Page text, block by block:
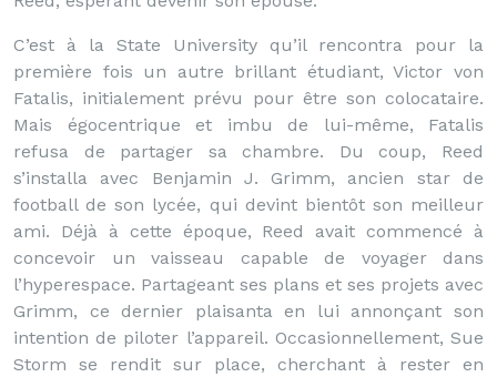
C’est à la State University qu’il rencontra pour la
première fois un autre brillant étudiant, Victor von
Fatalis, initialement prévu pour être son colocataire.
Mais égocentrique et imbu de lui-même, Fatalis
refusa de partager sa chambre. Du coup, Reed
s’installa avec Benjamin J. Grimm, ancien star de
football de son lycée, qui devint bientôt son meilleur
ami. Déjà à cette époque, Reed avait commencé à
concevoir un vaisseau capable de voyager dans
l’hyperespace. Partageant ses plans et ses projets avec
Grimm, ce dernier plaisanta en lui annonçant son
intention de piloter l’appareil. Occasionnellement, Sue
Storm se rendit sur place, cherchant à rester en